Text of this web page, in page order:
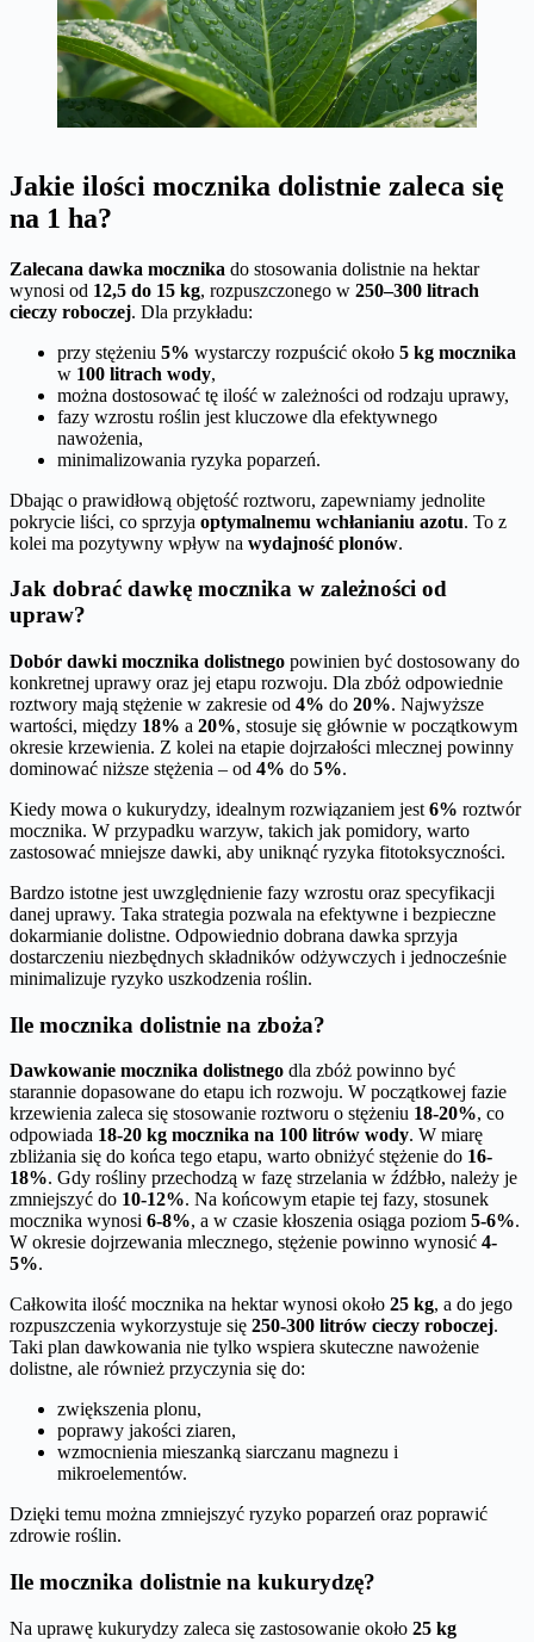
Jakie ilości mocznika dolistnie zaleca się
na 1 ha?
Zalecana dawka mocznika do stosowania dolistnie na hektar
wynosi od 12,5 do 15 kg, rozpuszczonego w 250–300 litrach
cieczy roboczej. Dla przykładu:
przy stężeniu 5% wystarczy rozpuścić około 5 kg mocznika
w 100 litrach wody,
można dostosować tę ilość w zależności od rodzaju uprawy,
fazy wzrostu roślin jest kluczowe dla efektywnego
nawożenia,
minimalizowania ryzyka poparzeń.
Dbając o prawidłową objętość roztworu, zapewniamy jednolite
pokrycie liści, co sprzyja optymalnemu wchłanianiu azotu. To z
kolei ma pozytywny wpływ na wydajność plonów.
Jak dobrać dawkę mocznika w zależności od
upraw?
Dobór dawki mocznika dolistnego powinien być dostosowany do
konkretnej uprawy oraz jej etapu rozwoju. Dla zbóż odpowiednie
roztwory mają stężenie w zakresie od 4% do 20%. Najwyższe
wartości, między 18% a 20%, stosuje się głównie w początkowym
okresie krzewienia. Z kolei na etapie dojrzałości mlecznej powinny
dominować niższe stężenia – od 4% do 5%.
Kiedy mowa o kukurydzy, idealnym rozwiązaniem jest 6% roztwór
mocznika. W przypadku warzyw, takich jak pomidory, warto
zastosować mniejsze dawki, aby uniknąć ryzyka fitotoksyczności.
Bardzo istotne jest uwzględnienie fazy wzrostu oraz specyfikacji
danej uprawy. Taka strategia pozwala na efektywne i bezpieczne
dokarmianie dolistne. Odpowiednio dobrana dawka sprzyja
dostarczeniu niezbędnych składników odżywczych i jednocześnie
minimalizuje ryzyko uszkodzenia roślin.
Ile mocznika dolistnie na zboża?
Dawkowanie mocznika dolistnego dla zbóż powinno być
starannie dopasowane do etapu ich rozwoju. W początkowej fazie
krzewienia zaleca się stosowanie roztworu o stężeniu 18-20%, co
odpowiada 18-20 kg mocznika na 100 litrów wody. W miarę
zbliżania się do końca tego etapu, warto obniżyć stężenie do 16-
18%. Gdy rośliny przechodzą w fazę strzelania w źdźbło, należy je
zmniejszyć do 10-12%. Na końcowym etapie tej fazy, stosunek
mocznika wynosi 6-8%, a w czasie kłoszenia osiąga poziom 5-6%.
W okresie dojrzewania mlecznego, stężenie powinno wynosić 4-
5%.
Całkowita ilość mocznika na hektar wynosi około 25 kg, a do jego
rozpuszczenia wykorzystuje się 250-300 litrów cieczy roboczej.
Taki plan dawkowania nie tylko wspiera skuteczne nawożenie
dolistne, ale również przyczynia się do:
zwiększenia plonu,
poprawy jakości ziaren,
wzmocnienia mieszanką siarczanu magnezu i
mikroelementów.
Dzięki temu można zmniejszyć ryzyko poparzeń oraz poprawić
zdrowie roślin.
Ile mocznika dolistnie na kukurydzę?
Na uprawę kukurydzy zaleca się zastosowanie około 25 kg